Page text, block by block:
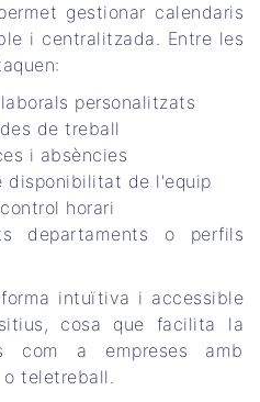
gestionar calendaris
i centralitzada. Entre les
personalitzats
de treball
i absències
disponibilitat de l'equip
horari
departaments o perfils
intuïtiva i accessible
cosa que facilita la
com a empreses amb
teletreball.